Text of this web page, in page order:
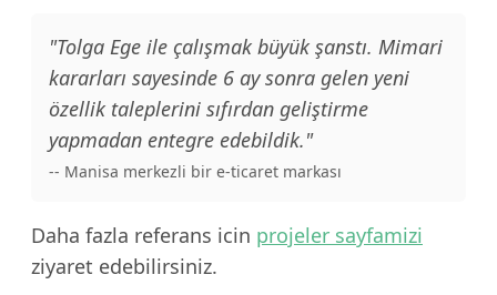
"Tolga Ege ile çalışmak büyük şanstı. Mimari
kararları sayesinde 6 ay sonra gelen yeni
özellik taleplerini sıfırdan geliştirme
yapmadan entegre edebildik."
-- Manisa merkezli bir e-ticaret markası
Daha fazla referans icin projeler sayfamizi
ziyaret edebilirsiniz.